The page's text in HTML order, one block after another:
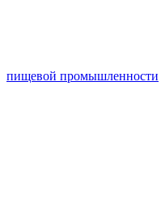
пищевой промышленности